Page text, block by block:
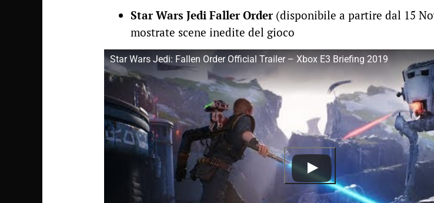
Star Wars Jedi Faller Order (disponibile a partire dal 15
mostrate scene inedite del gioco
Star Wars Jedi: Fallen Order Official Trailer – Xbox E3 Briefing 2019